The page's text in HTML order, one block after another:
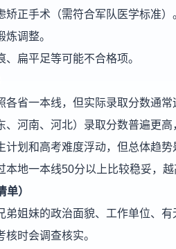
矫正手术（需符合军队医学标准）
调整。
扁平足等可能不合格项。
各省一本线，但实际录取分数通
、河南、河北）录取分数普遍更
计划和高考难度浮动，但总体趋
本地一本线50分以上比较稳妥，
）
弟姐妹的政治面貌、工作单位、
时会调查核实。